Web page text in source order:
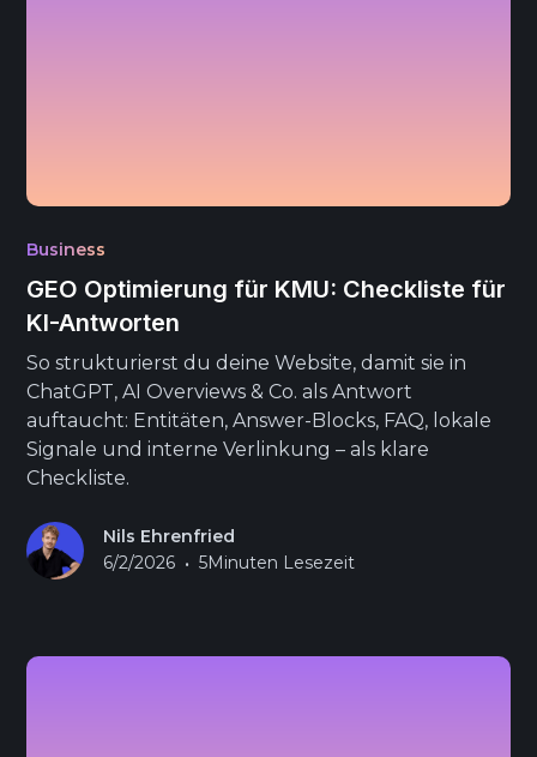
Business
GEO Optimierung für KMU: Checkliste für
KI-Antworten
So strukturierst du deine Website, damit sie in
ChatGPT, AI Overviews & Co. als Antwort
auftaucht: Entitäten, Answer-Blocks, FAQ, lokale
Signale und interne Verlinkung – als klare
Checkliste.
Nils Ehrenfried
6/2/2026 • 5Minuten Lesezeit